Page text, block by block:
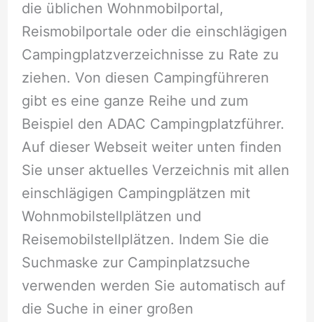
die üblichen Wohnmobilportal,
Reismobilportale oder die einschlägigen
Campingplatzverzeichnisse zu Rate zu
ziehen. Von diesen Campingführeren
gibt es eine ganze Reihe und zum
Beispiel den ADAC Campingplatzführer.
Auf dieser Webseit weiter unten finden
Sie unser aktuelles Verzeichnis mit allen
einschlägigen Campingplätzen mit
Wohnmobilstellplätzen und
Reisemobilstellplätzen. Indem Sie die
Suchmaske zur Campinplatzsuche
verwenden werden Sie automatisch auf
die Suche in einer großen